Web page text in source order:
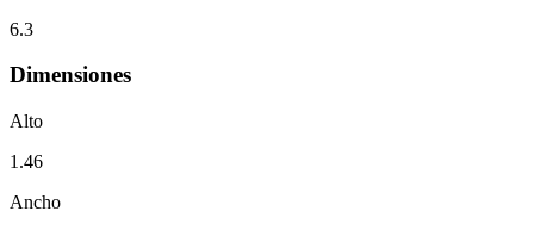
6.3
Dimensiones
Alto
1.46
Ancho